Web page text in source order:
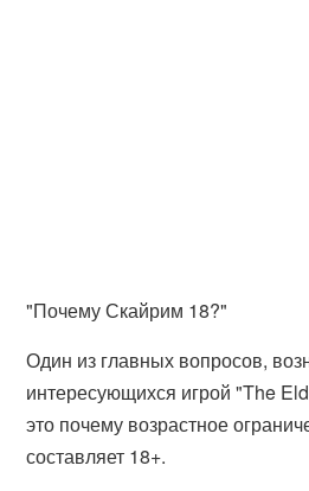
"Почему Скайрим 18?"
Один из главных вопросов,
интересующихся игрой "The
это почему возрастное
составляет 18+.